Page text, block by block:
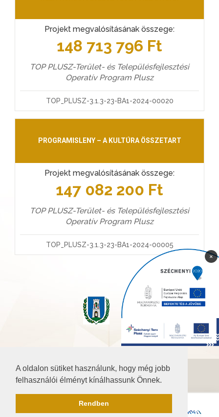
A oldalon sütiket használunk, hogy még jobb
felhasználói élményt kínálhassunk Önnek.
Rendben
Projekt megvalósításának összege:
148 713 796 Ft
TOP PLUSZ-Terület- és Településfejlesztési
Operatív Program Plusz
TOP_PLUSZ-3.1.3-23-BA1-2024-00020
PROGRAMISLENY – A KULTÚRA ÖSSZETART
Projekt megvalósításának összege:
147 082 200 Ft
TOP PLUSZ-Terület- és Településfejlesztési
Operatív Program Plusz
TOP_PLUSZ-3.1.3-23-BA1-2024-00005
©2026 Baranya.hu
Akadálymentesítési nyilatkozat
×